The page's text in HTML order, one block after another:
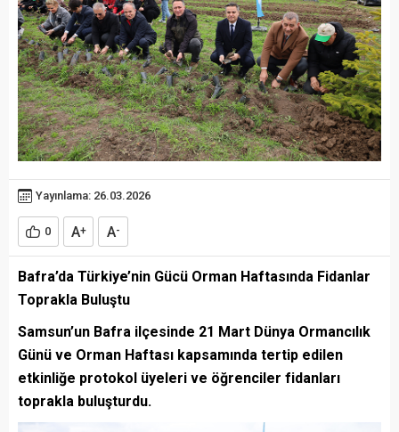
Yayınlama: 26.03.2026
0 A+ A-
Bafra’da Türkiye’nin Gücü Orman Haftasında Fidanlar
Toprakla Buluştu
Samsun’un Bafra ilçesinde 21 Mart Dünya Ormancılık
Günü ve Orman Haftası kapsamında tertip edilen
etkinliğe protokol üyeleri ve öğrenciler fidanları
toprakla buluşturdu.